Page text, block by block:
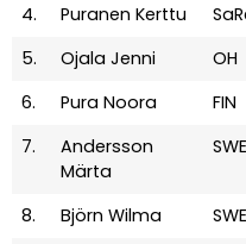
4.
Puranen Kerttu
5.
Ojala Jenni OH
6.
Pura Noora FIN
7.
Andersson
Märta
SWE
8. Björn Wilma SWE